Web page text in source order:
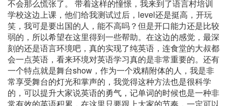
不会那么慌张了。 带着这样的憧憬，我来到了语言村培训
学校这边上课，他们给我测试过后，level还是挺高，开玩
笑，我可是要出国的人，能不高吗？但是开口能力还是比较
弱的，所以希望在这里得到一些帮助。在这边的感觉，最深
刻的还是语言环境吧，真的实现了纯英语，连食堂的大叔都
会一点英语，看来环境对英语学习真的是非常重要的。还有
一个特点就是舞台show，作为一个戏精附体的人，我是非
常享受舞台的灯光和掌声的，我觉得这种方法也是很科学
的，可以提升大家说英语的勇气，记单词的时候也是一种非